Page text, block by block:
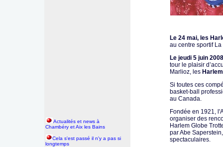
Actualités et news à
Chambéry et Aix les Bains
Cela s'est passé il n'y a pas si
longtemps
Le 24 mai, les
au centre sportif
Le jeudi 5 juin
tour le plaisir
Marlioz, les
Si toutes ces
basket-ball
au Canada.
Fondée en 1921,
organiser des
Harlem Globe
par Abe
spectaculaires.